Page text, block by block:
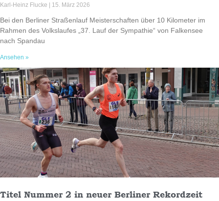
Karl-Heinz Flucke 15. März 2026
Bei den Berliner Straßenlauf Meisterschaften über 10 Kilometer im
Rahmen des Volkslaufes „37. Lauf der Sympathie“ von Falkensee
nach Spandau
Ansehen »
Titel Nummer 2 in neuer Berliner Rekordzeit